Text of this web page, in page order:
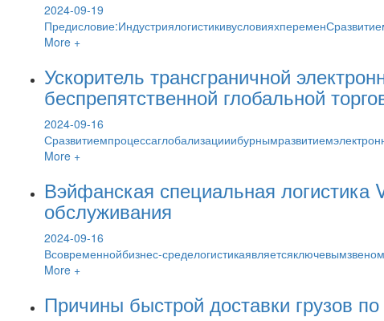
2024-09-19
More +
Ускоритель трансграничной
беспрепятственной глобальной
2024-09-16
More +
Вэйфанская специальная логистика
обслуживания
2024-09-16
Всовременнойбизнес-
More +
Причины быстрой доставки грузов